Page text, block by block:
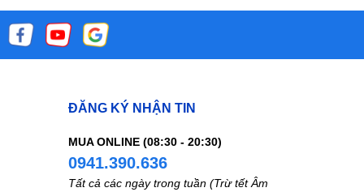
ĐĂNG KÝ NHẬN TIN
MUA ONLINE (08:30 - 20:30)
0941.390.636
Tất cả các ngày trong tuần (Trừ tết Âm